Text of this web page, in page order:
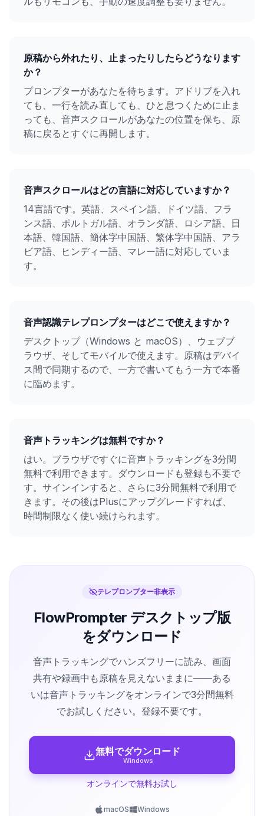
原稿から外れたり、止まったりしたらどうなります
か？
プロンプターがあなたを待ちます。アドリブを入れ
ても、一行を読み直しても、ひと息つくために止ま
っても、音声スクロールがあなたの位置を保ち、原
稿に戻るとすぐに再開します。
音声スクロールはどの言語に対応していますか？
14言語です。英語、スペイン語、ドイツ語、フラ
ンス語、ポルトガル語、オランダ語、ロシア語、日
本語、韓国語、簡体字中国語、繁体字中国語、アラ
ビア語、ヒンディー語、マレー語に対応していま
す。
音声認識テレプロンプターはどこで使えますか？
デスクトップ（Windows と macOS）、ウェブブ
ラウザ、そしてモバイルで使えます。原稿はデバイ
ス間で同期するので、一方で書いてもう一方で本番
に臨めます。
音声トラッキングは無料ですか？
はい。ブラウザですぐに音声トラッキングを3分間
無料で利用できます。ダウンロードも登録も不要で
す。サインインすると、さらに3分間無料で利用で
きます。その後はPlusにアップグレードすれば、
時間制限なく使い続けられます。
テレプロンプター非表示
FlowPrompter デスクトップ版
をダウンロード
音声トラッキングでハンズフリーに読み、画面
共有や録画中も原稿を見えないままに——ある
いは音声トラッキングをオンラインで3分間無料
でお試しください。登録不要です。
無料でダウンロード
Windows
オンラインで無料お試し
macOS Windows